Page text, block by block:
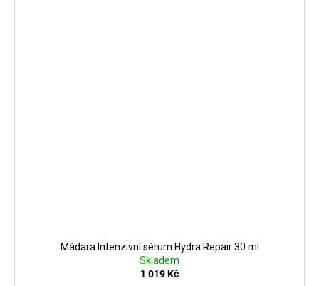
Mádara Intenzivní sérum Hydra Repair 30 ml
Skladem
1 019 Kč